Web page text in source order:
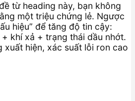
từ heading này, bạn không
một triệu chứng lẻ. Ngược
hiệu” để tăng độ tin cậy:
khí xả + trạng thái dầu nhớt.
xuất hiện, xác suất lỗi ron cao